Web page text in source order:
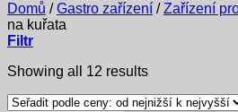
Domů / Gastro zařízení / Zařízení
na kuřata
Filtr
Showing all 12 resultsSorted
price: